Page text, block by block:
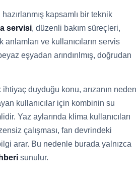
hazırlanmış kapsamlı bir teknik
servisi, düzenli bakım süreçleri,
ve kullanıcıların servis
eşyadan arındırılmış, doğrudan
duyduğu konu, arızanın neden
kullanıcılar için kombinin su
Yaz aylarında klima kullanıcıları
çalışması, fan devrindeki
arar. Bu nedenle burada yalnızca
sunulur.